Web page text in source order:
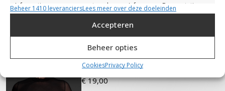
Informatie op een apparaat opslaan en/of openen, De prestaties
van advertenties meten, Contentprestaties meten,
Publieksgroepen begrijpen aan de hand van statistieken of
Marketing
gegevens gebruiken om advertenties te selecteren, Profielen
Beheer 1410 leveranciersLees meer over deze doeleinden
Accepteren
Beheer opties
CookiesPrivacy Policy
Bolero Mesh
€19,00